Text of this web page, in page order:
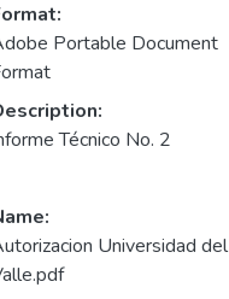
Portable Document
Técnico No. 2
Universidad del